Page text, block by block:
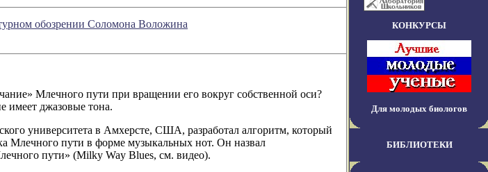
обозрении Соломона Воложина
Млечного пути при вращении его вокруг собственной оси?
имеет джазовые тона.
университета в Амхерсте, США, разработал алгоритм, который
Млечного пути в форме музыкальных нот. Он назвал
пути» (Milky Way Blues, см. видео).
КОНКУРСЫ
Для молодых биологов
БИБЛИОТЕКИ